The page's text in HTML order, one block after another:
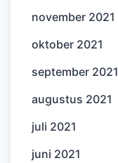
november 2021
oktober 2021
september 2021
augustus 2021
juli 2021
juni 2021